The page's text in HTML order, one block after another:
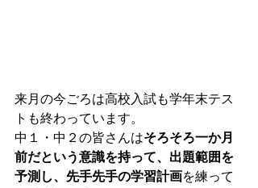
来月の今ごろは高校入試も学年末テス
トも終わっています。
中１・中２の皆さんはそろそろ一か月
前だという意識を持って、出題範囲を
予測し、先手先手の学習計画を練って